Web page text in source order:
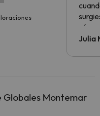
todo
Julia
Globales Montemar